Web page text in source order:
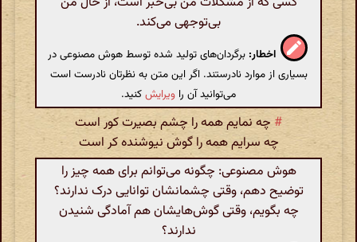
بی‌توجهی می‌کند.
اخطار: برگردان‌های تولید شده توسط هوش مصنوعی در
بسیاری از موارد نادرستند. اگر این متن به نظرتان نادرست است
می‌توانید آن را ویرایشکنید.
# چه نمایم همه را چشم بصیرت کور است
چه سرایم همه را گوش نیوشنده کر است
هوش مصنوعی: چگونه می‌توانم برای همه چیز را
توضیح دهم، وقتی چشمانشان توانایی درک ندارند؟
چه بگویم، وقتی گوش‌هایشان هم آمادگی شنیدن
ندارند؟